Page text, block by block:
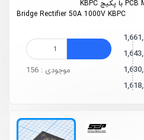
Bridge Rectifier 50A 1000V KBPC
موجودی : 156